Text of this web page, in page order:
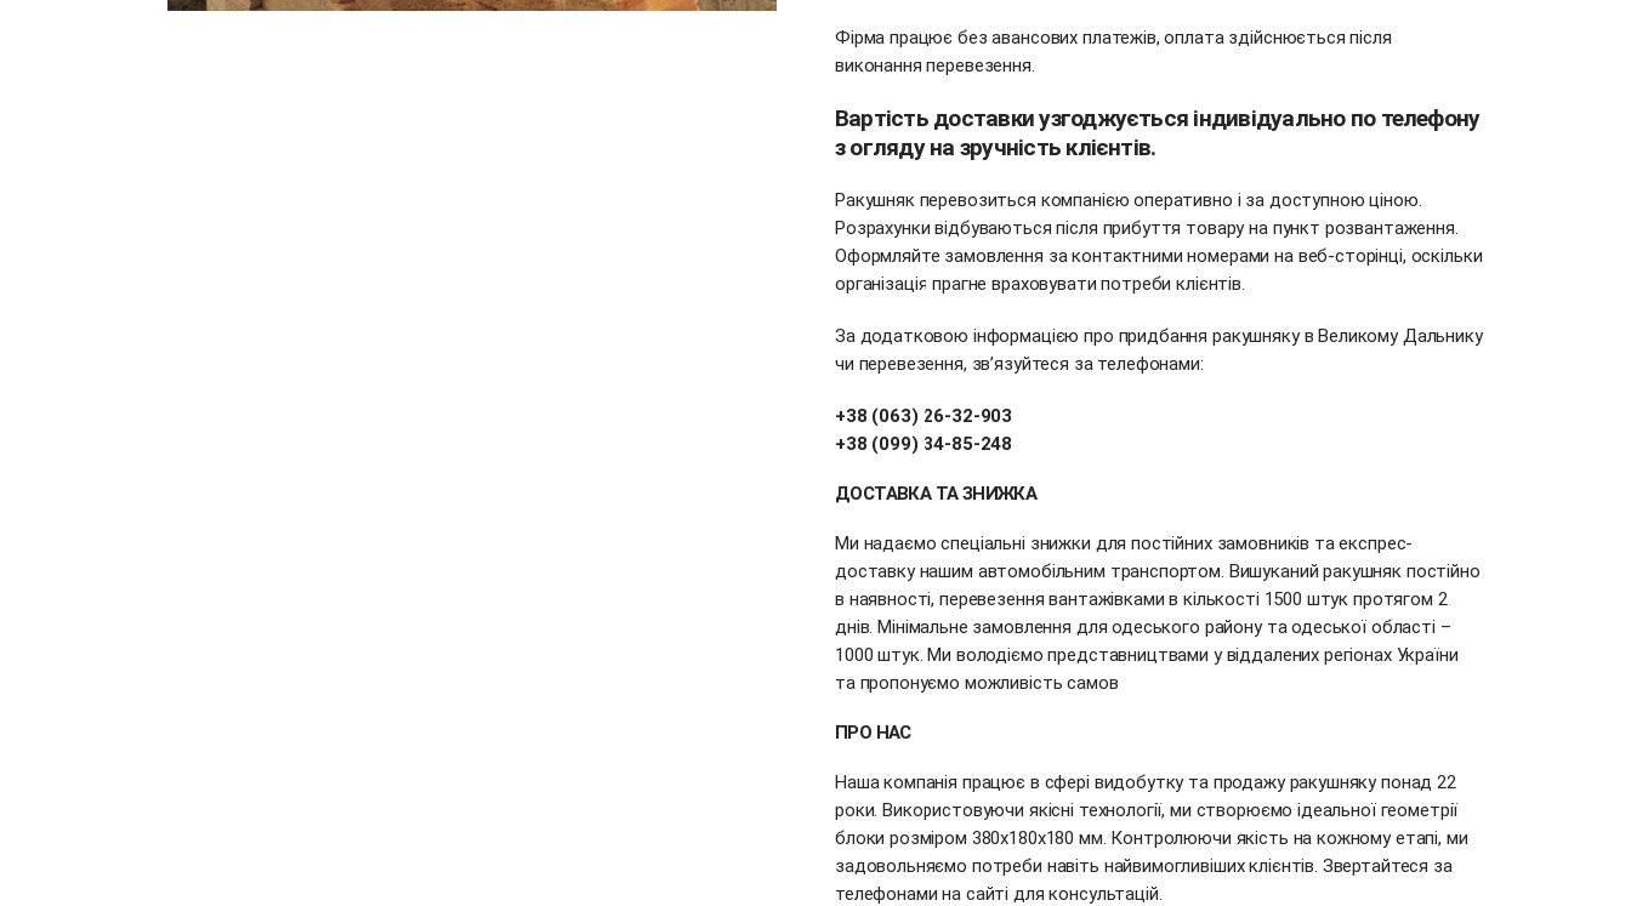
Фірма працює без авансових платежів, оплата здійснюється після
виконання перевезення.
Вартість доставки узгоджується індивідуально по телефону
з огляду на зручність клієнтів.
Ракушняк перевозиться компанією оперативно і за доступною ціною.
Розрахунки відбуваються після прибуття товару на пункт розвантаження.
Оформляйте замовлення за контактними номерами на веб-сторінці, оскільки
організація прагне враховувати потреби клієнтів.
За додатковою інформацією про придбання ракушняку в Великому Дальнику
чи перевезення, зв’язуйтеся за телефонами:
+38 (063) 26-32-903
+38 (099) 34-85-248
ДОСТАВКА ТА ЗНИЖКА
Ми надаємо спеціальні знижки для постійних замовників та експрес-
доставку нашим автомобільним транспортом. Вишуканий ракушняк постійно
в наявності, перевезення вантажівками в кількості 1500 штук протягом 2
днів. Мінімальне замовлення для одеського району та одеської області –
1000 штук. Ми володіємо представництвами у віддалених регіонах України
та пропонуємо можливість самов
ПРО НАС
Наша компанія працює в сфері видобутку та продажу ракушняку понад 22
роки. Використовуючи якісні технології, ми створюємо ідеальної геометрії
блоки розміром 380х180х180 мм. Контролюючи якість на кожному етапі, ми
задовольняємо потреби навіть найвимогливіших клієнтів. Звертайтеся за
телефонами на сайті для консультацій.